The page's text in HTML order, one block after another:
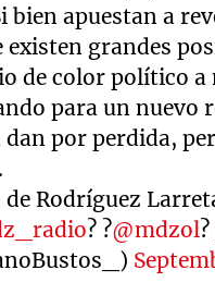
bien apuestan a
existen grandes
de color político
para un nuevo
por perdida,
de Rodríguez
? ?@mdzol?